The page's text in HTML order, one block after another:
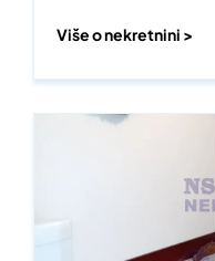
Više o nekretnini >